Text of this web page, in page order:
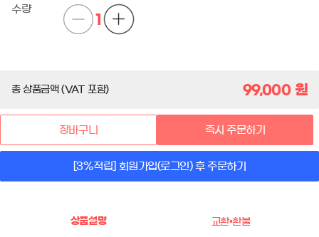
수량
1
총 상품금액 (VAT 포함) 99,000원
장바구니 즉시 주문하기
[3%적립] 회원가입(로그인) 후 주문하기
상품설명 교환•환불